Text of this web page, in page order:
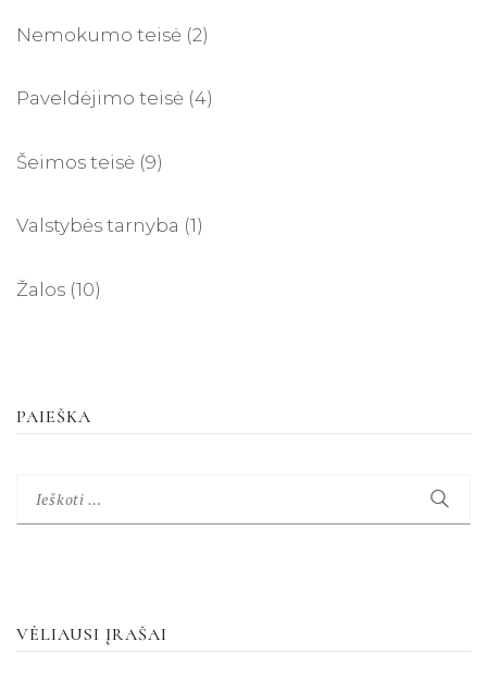
Nemokumo teisė (2)
Paveldėjimo teisė (4)
Šeimos teisė (9)
Valstybės tarnyba (1)
Žalos (10)
PAIEŠKA
Ieškoti:
VĖLIAUSI ĮRAŠAI